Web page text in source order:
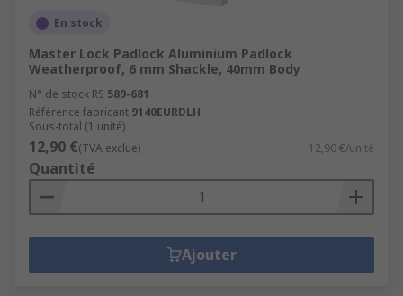
En stock
Master Lock Padlock Aluminium Padlock
Weatherproof, 6 mm Shackle, 40mm Body
N° de stock RS 589-681
Référence fabricant 9140EURDLH
Sous-total (1 unité)
12,90 €(TVA exclue) 12,90 €/unité
Quantité
Ajouter